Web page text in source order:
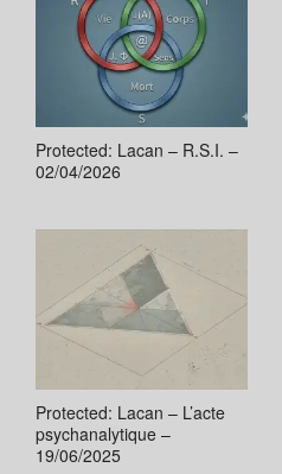
Protected: Lacan – R.S.I. –
02/04/2026
Protected: Lacan – L’acte
psychanalytique –
19/06/2025